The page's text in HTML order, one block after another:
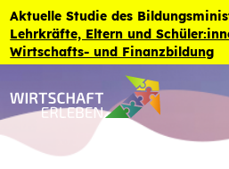
Zum Inhalt der Seite springen
Aktuelle Studie des
Lehrkräfte, Eltern und
Wirtschafts- und Finanzbildung